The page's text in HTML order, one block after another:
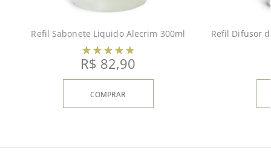
Refil Sabonete Liquido Alecrim 300ml
R$ 82,90
COMPRAR